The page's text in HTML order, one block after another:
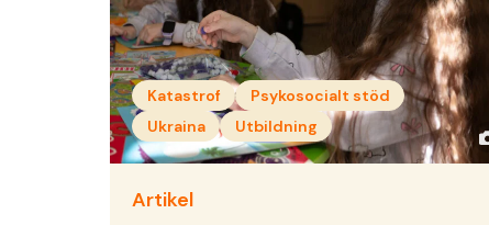
Katastrof
Psykosocialt stöd
Ukraina
Utbildning
Artikel